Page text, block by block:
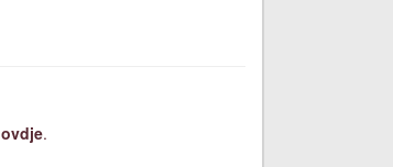
ovdje.